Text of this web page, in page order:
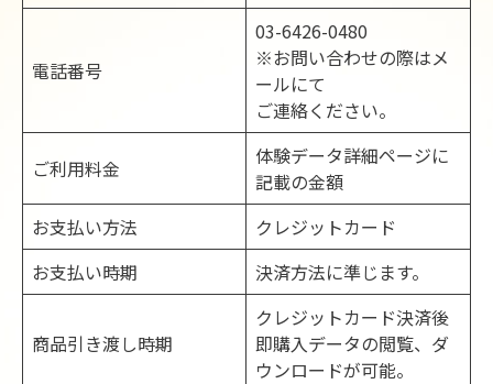
Maaartとは
電話番号
03-6426-0480
※お問い合わせの際はメ
ールにて
ご連絡ください。
ご利用料金
体験データ詳細ページに
記載の金額
お支払い方法
クレジットカード
お支払い時期
決済方法に準じます。
商品引き渡し時期
クレジットカード決済後
即購入データの閲覧、ダ
ウンロードが可能。